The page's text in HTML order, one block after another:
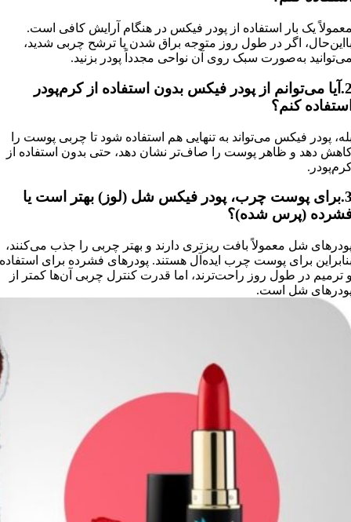
یک بار استفاده از پودر فیکس در هنگام آرایش کافی است.
اگر در طول روز متوجه براق شدن یا ترشح چربی شدید،
به‌صورت سبک روی آن نواحی مجدداً پودر بزنید.
2.آیا می‌توانم از پودر فیکس بدون استفاده از کرم‌پودر
کنم؟
پودر فیکس می‌تواند به تنهایی هم استفاده شود تا چربی پوست را
دهد و ظاهر پوست را صاف‌تر نشان دهد، حتی بدون استفاده از
3.برای پوست چرب، پودر فیکس شل (لوز) بهتر است یا
(پرس شده)؟
شل معمولاً بافت ریزتری دارند و بهتر چربی را جذب می‌کنند،
برای پوست چرب ایده‌آل هستند. پودرهای فشرده برای استفاده
ترمیم در طول روز راحت‌ترند، اما قدرت کنترل چربی آن‌ها کمتر از
شل است.